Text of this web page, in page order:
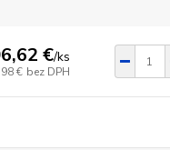
€/ks
€ bez DPH